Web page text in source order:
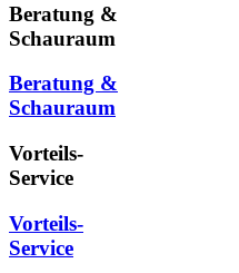
Beratung &
Schauraum
Beratung &
Schauraum
Vorteils-
Service
Vorteils-
Service